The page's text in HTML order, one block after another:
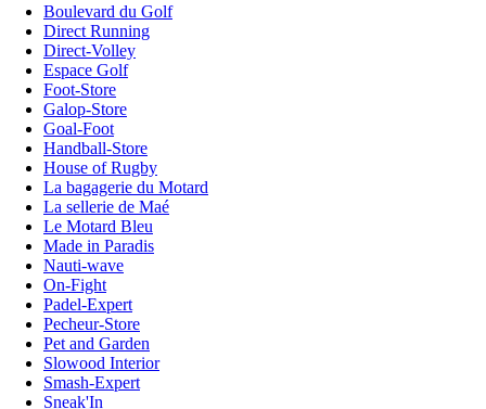
Boulevard du Golf
Direct Running
Direct-Volley
Espace Golf
Foot-Store
Galop-Store
Goal-Foot
Handball-Store
House of Rugby
La bagagerie du Motard
La sellerie de Maé
Le Motard Bleu
Made in Paradis
Nauti-wave
On-Fight
Padel-Expert
Pecheur-Store
Pet and Garden
Slowood Interior
Smash-Expert
Sneak'In